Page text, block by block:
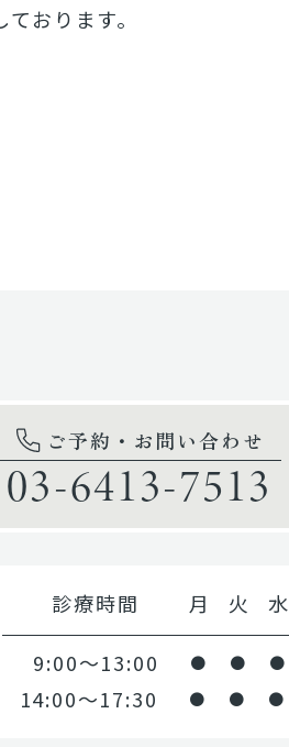
おります。
ご予約・お問い合わせ
03-6413-7513
診療時間 月 火 水
9:00～13:00 ● ● ●
14:00～17:30 ● ● ●